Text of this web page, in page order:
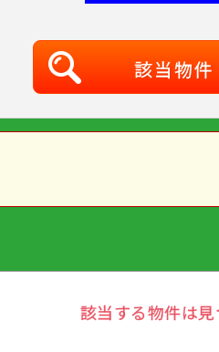
該当物件
該当する物件は見